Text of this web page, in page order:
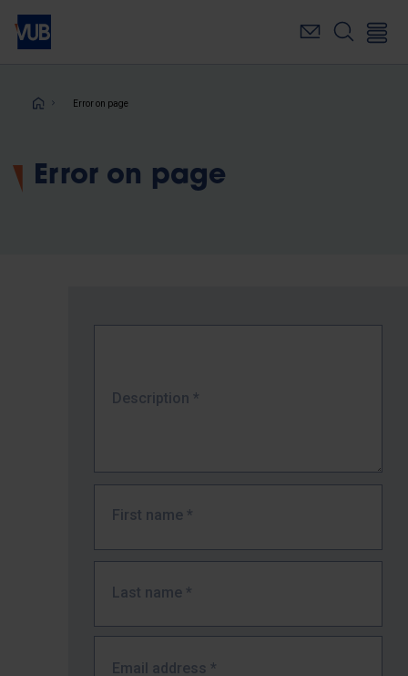
Skip
main
Breadcrumb
Error on page
Error on page
Description *
First name *
Last name *
Email address *